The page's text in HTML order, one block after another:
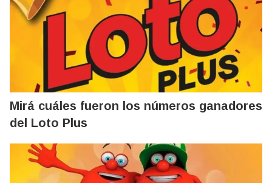
Mirá cuáles fueron los números ganadores
del Loto Plus